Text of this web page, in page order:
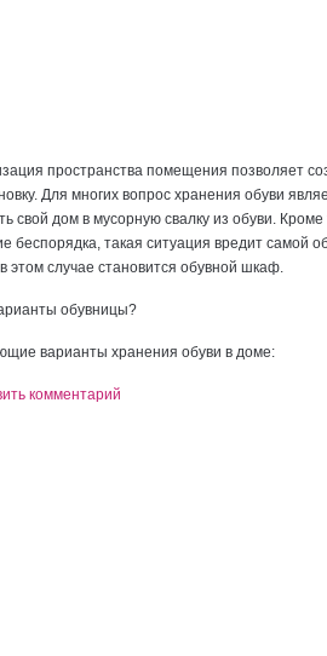
пространства помещения позволяет
Для многих вопрос хранения обуви
свой дом в мусорную свалку из обуви. Кроме
беспорядка, такая ситуация вредит самой
случае становится обувной шкаф.
обувницы?
варианты хранения обуви в доме:
комментарий